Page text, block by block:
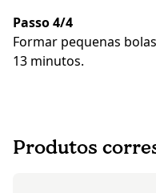
Passo 4/4
Formar pequenas
13 minutos.
Produtos